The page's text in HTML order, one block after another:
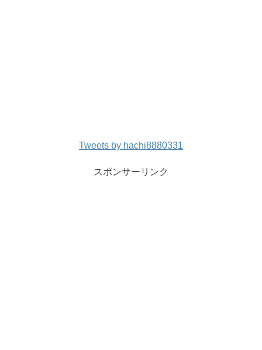
Tweets by hachi8880331
スポンサーリンク